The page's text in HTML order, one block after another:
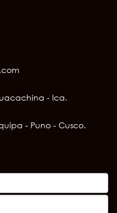
- Ica.
- Puno - Cusco.